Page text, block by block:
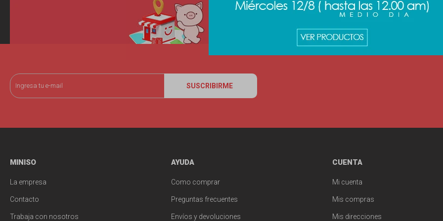
SUSCRIBIRME
MINISO
La empresa
Contacto
Trabaja con nosotros
AYUDA
Como comprar
Preguntas frecuentes
Envíos y devoluciones
CUENTA
Mi cuenta
Mis compras
Mis direcciones